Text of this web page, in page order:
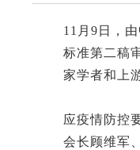
11月9日，
标准第二稿
家学者和上
应疫情防控
会长顾维军